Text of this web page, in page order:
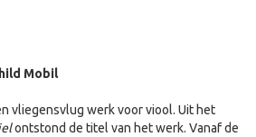
Mobil
vliegensvlug werk voor viool. Uit het
ontstond de titel van het werk. Vanaf de